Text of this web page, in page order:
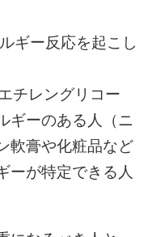
ギー反応を起こし
チレングリコー
ギーのある人（ニ
軟膏や化粧品など
ーが特定できる人